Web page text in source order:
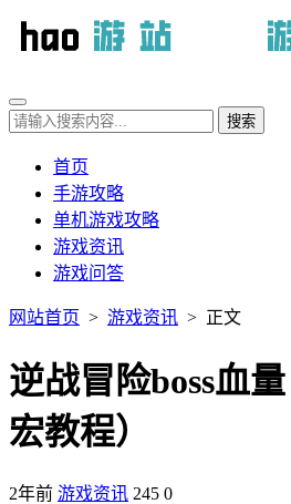
首页
手游攻略
单机游戏攻略
游戏资讯
游戏问答
网站首页 > 游戏资讯 > 正文
逆战冒险boss血
宏教程）
2年前 游戏资讯 245 0